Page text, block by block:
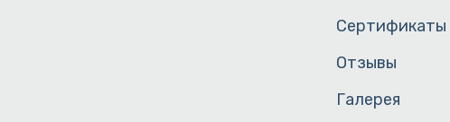
Сертификаты
Отзывы
Галерея